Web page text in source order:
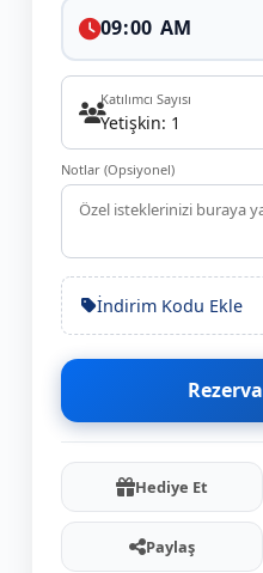
Katılımcı Sayısı
Yetişkin: 1
Notlar (Opsiyonel)
İndirim Kodu Ekle
Hediye Et
Paylaş